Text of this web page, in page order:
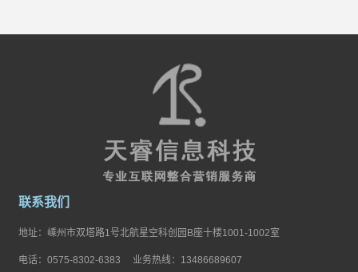
联系我们
地址：嵊州市双塔路1号北航星空科创园B座十楼1001-1002室
电话：0575-8302-6383 业务热线：13486689607